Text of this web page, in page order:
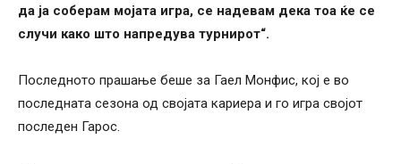
да ја соберам мојата игра, се надевам дека тоа ќе се
случи како што напредува турнирот“.
Последното прашање беше за Гаел Монфис, кој е во
последната сезона од својата кариера и го игра својот
последен Гарос.